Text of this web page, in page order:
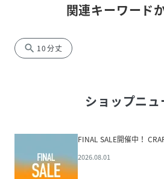
関連キーワード
search 10分丈
ショップニュ
FINAL SALE開催中！
2026.08.01